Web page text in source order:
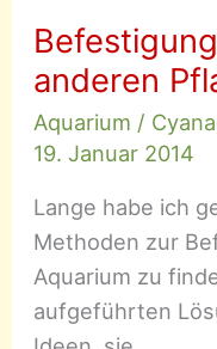
anderen
Aquarium /
19. Januar 2014
Lange habe ich
Methoden zur
Aquarium zu
aufgeführten